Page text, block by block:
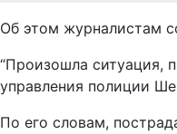
Об этом журналистам
“Произошла ситуация,
управления полиции
По его словам,